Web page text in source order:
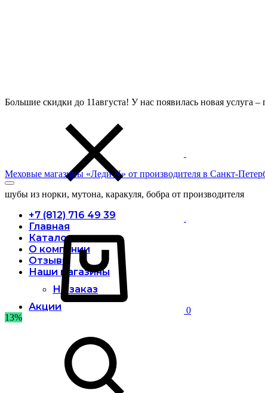
Большие скидки до 11августа! У нас появилась новая услуга
Меховые магазины «Леди N» от производителя в Санкт-
шубы из норки, мутона, каракуля, бобра от производителя
+7 (812) 716 49 39
Главная
Каталог
О компании
Отзывы
Наши магазины
На заказ
Акции
0
13%